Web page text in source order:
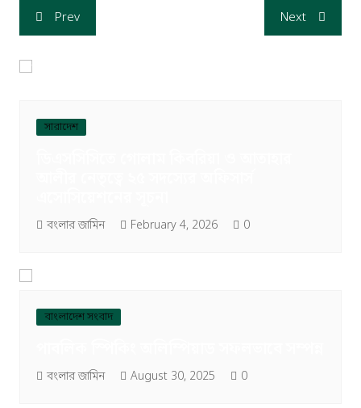
Prev Next
সারাদেশ
বংলার জামিন February 4, 2026 0
বাংলাদেশ সংবাদ
বংলার জামিন August 30, 2025 0